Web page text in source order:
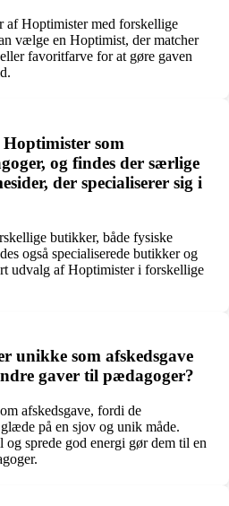
af Hoptimister med forskellige
vælge en Hoptimist, der matcher
favoritfarve for at gøre gaven
som
og findes der særlige
der specialiserer sig i
butikker, både fysiske
også specialiserede butikker og
udvalg af Hoptimister i forskellige
unikke som afskedsgave
gaver til pædagoger?
afskedsgave, fordi de
på en sjov og unik måde.
og sprede god energi gør dem til en